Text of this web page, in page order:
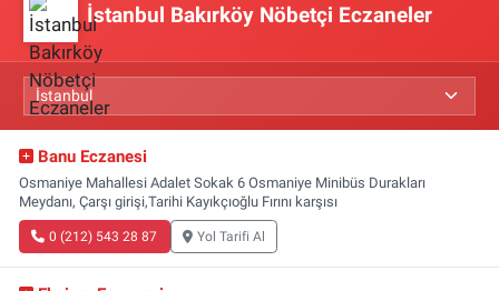
İstanbul Bakırköy Nöbetçi Eczaneler
Banu Eczanesi
Osmaniye Mahallesi Adalet Sokak 6 Osmaniye Minibüs Durakları
Meydanı, Çarşı girişi,Tarihi Kayıkçıoğlu Fırını karşısı
0 (212) 543 28 87 Yol Tarifi Al